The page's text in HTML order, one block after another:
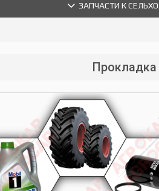
ЗАПЧАСТИ К
Прокладка